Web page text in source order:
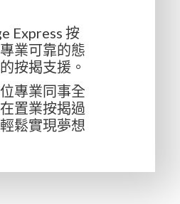
Express 按
業可靠的態
按揭支援。
專業同事全
置業按揭過
鬆實現夢想